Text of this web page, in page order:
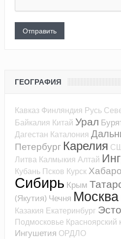
ГЕОГРАФИЯ
Кавказ Финляндия Русь
Байкалия Китай Урал
Дагестан Каталония
Петербург Карелия
Литва Калмыкия Алтай
Кубань Псков Курск
Сибирь Крым
(Якутия) Чечня Москва
Казакия Екатеринбург
Подмосковье Красноярский
Ингушетия ОРДЛО